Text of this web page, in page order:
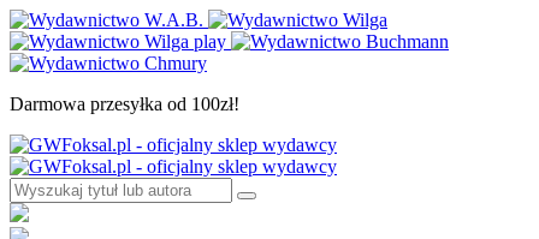
Darmowa przesyłka od 100zł!